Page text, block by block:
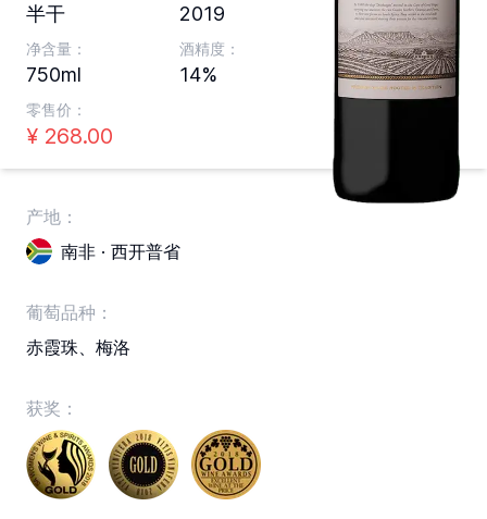
半干 2019
净含量：
750ml
酒精度：
14%
零售价：
¥ 268.00
产地：
南非 · 西开普省
葡萄品种：
赤霞珠、梅洛
获奖：